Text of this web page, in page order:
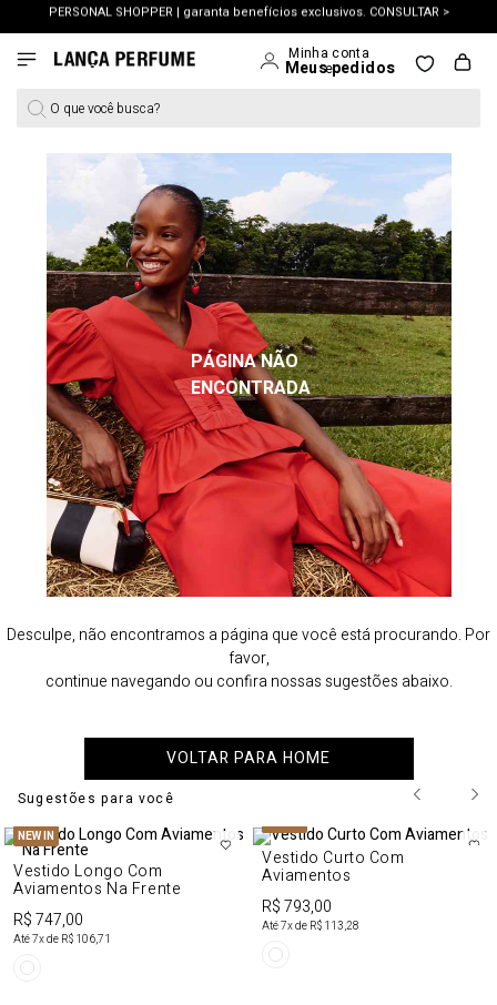
OUTLET: Até 65% OFF + 15% na 2ª peça. Confira >
O que você busca?
PÁGINA NÃO
ENCONTRADA
Desculpe, não encontramos a página que você está procurando. Por
favor,
continue navegando ou confira nossas sugestões abaixo.
VOLTAR PARA HOME
Sugestões para você
NEW IN
Vestido Longo Com
Aviamentos Na Frente
R$ 747,00
Até7x de R$ 106,71
NEW IN
Vestido Curto Com
Aviamentos
R$ 793,00
Até7x de R$ 113,28